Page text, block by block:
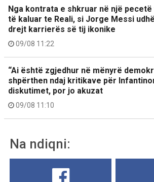
Nga kontrata e shkruar në një
të kaluar te Reali, si Jorge Messi
drejt karrierës së tij ikonike
09/08 11:22
“Ai është zgjedhur në mënyrë
shpërthen ndaj kritikave për
diskutimet, por jo akuzat
09/08 11:10
Na ndiqni: